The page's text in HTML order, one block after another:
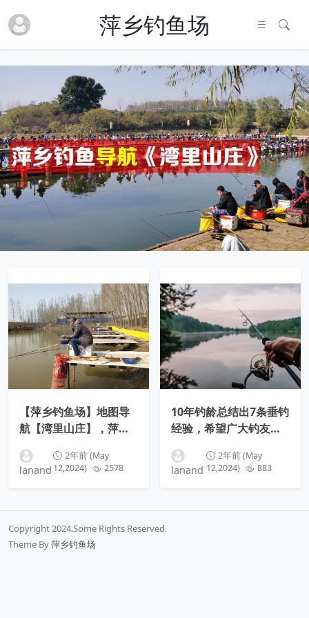
萍乡钓鱼场
【萍乡钓鱼场】地图导
航【湾里山庄】，萍乡
lanand
2年前 (May
12,2024)
2578
10年钓龄总结出7条垂钓
经验，希望广大钓友少
lanand
2年前 (May
12,2024)
883
Copyright 2024.Some Rights Reserved.
Theme By萍乡钓鱼场